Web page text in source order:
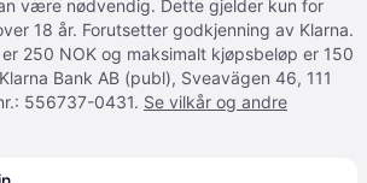
være nødvendig. Dette gjelder kun for
18 år. Forutsetter godkjenning av Klarna.
250 NOK og maksimalt kjøpsbeløp er 150
Bank AB (publ), Sveavägen 46, 111
556737-0431. Se vilkår og andre